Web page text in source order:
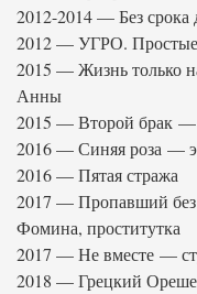
2012-2014 — Без
2012 — УГРО.
2015 — Жизнь только
Анны
2015 — Второй брак —
2016 — Синяя роза —
2016 — Пятая стража
2017 — Пропавший
Фомина, проститутка
2017 — Не вместе —
2018 — Грецкий